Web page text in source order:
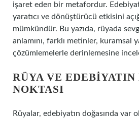
işaret eden bir metafordur.
yaratıcı ve dönüştürücü etkisini
mümkündür. Bu yazıda, rüyada
anlamını, farklı metinler, kuramsal
çözümlemelerle derinlemesine
RÜYA VE
NOKTASI
Rüyalar, edebiyatın doğasında var